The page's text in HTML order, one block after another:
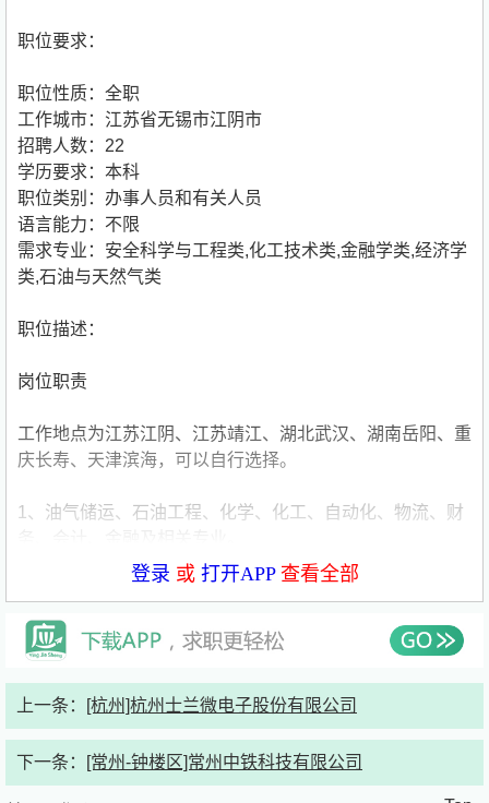
职位要求：
职位性质：全职
工作城市：江苏省无锡市江阴市
招聘人数：22
学历要求：本科
职位类别：办事人员和有关人员
语言能力：不限
需求专业：安全科学与工程类,化工技术类,金融学类,经济学
类,石油与天然气类
职位描述：
岗位职责
工作地点为江苏江阴、江苏靖江、湖北武汉、湖南岳阳、重
庆长寿、天津滨海，可以自行选择。
1、油气储运、石油工程、化学、化工、自动化、物流、财
3、在一线岗位轮训后，安排至基层管理岗、技术岗、其他
务、会计及相关专业，本科及以上学历
登录 或 打开APP查看全部
上一条： [杭州]杭州士兰微电子股份有限公司
下一条： [常州-钟楼区]常州中铁科技有限公司